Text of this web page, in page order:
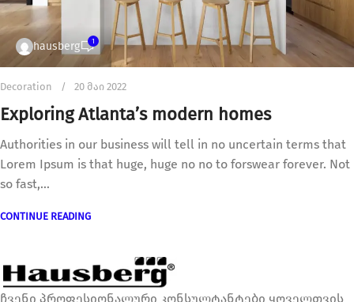
hausberg 1
Decoration 20 მაი 2022
Exploring Atlanta’s modern homes
Authorities in our business will tell in no uncertain terms that
Lorem Ipsum is that huge, huge no no to forswear forever. Not
so fast,...
CONTINUE READING
ჩვენი პროფესიონალური კონსულტანტები ყოველთვის